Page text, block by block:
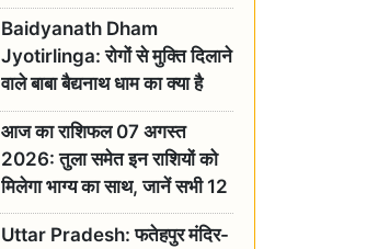
Baidyanath Dham
Jyotirlinga: रोगों से मुक्ति दिलाने
वाले बाबा बैद्यनाथ धाम का क्या है
रावण से संबंध? जानिए ज्योतिर्लिंग की
महिमा
आज का राशिफल 07 अगस्त
2026: तुला समेत इन राशियों को
मिलेगा भाग्य का साथ, जानें सभी 12
राशियों का दैनिक भाग्यफल
Uttar Pradesh: फतेहपुर मंदिर-